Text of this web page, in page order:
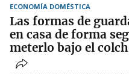
ECONOMÍA DOMÉSTICA
Las formas de
en casa de forma
meterlo bajo el